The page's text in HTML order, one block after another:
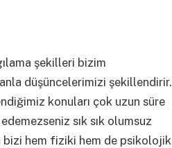
şekilleri bizim
düşüncelerimizi şekillendirir.
konuları çok uzun süre
sık sık olumsuz
bizi hem fiziki hem de psikolojik